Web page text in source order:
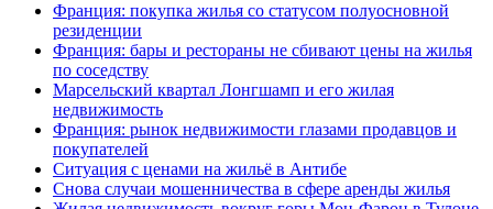
Франция: покупка жилья со статусом полуосновной
резиденции
Франция: бары и рестораны не сбивают цены на жилья
по соседству
Марсельский квартал Лонгшамп и его жилая
недвижимость
Франция: рынок недвижимости глазами продавцов и
покупателей
Ситуация с ценами на жильё в Антибе
Снова случаи мошенничества в сфере аренды жилья